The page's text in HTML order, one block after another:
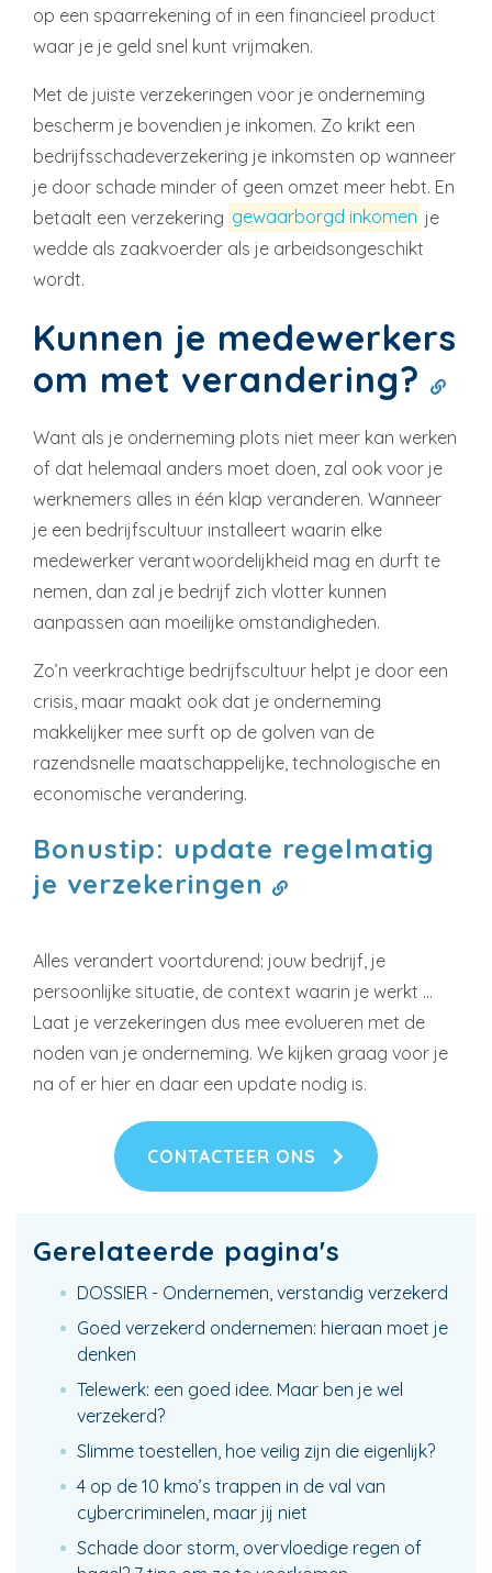
op een spaarrekening of in een financieel product
waar je je geld snel kunt vrijmaken.
Met de juiste verzekeringen voor je onderneming
bescherm je bovendien je inkomen. Zo krikt een
bedrijfsschadeverzekering je inkomsten op wanneer
je door schade minder of geen omzet meer hebt. En
betaalt een verzekering gewaarborgd inkomen je
wedde als zaakvoerder als je arbeidsongeschikt
wordt.
Kunnen je medewerkers
om met verandering?
Want als je onderneming plots niet meer kan werken
of dat helemaal anders moet doen, zal ook voor je
werknemers alles in één klap veranderen. Wanneer
je een bedrijfscultuur installeert waarin elke
medewerker verantwoordelijkheid mag en durft te
nemen, dan zal je bedrijf zich vlotter kunnen
aanpassen aan moeilijke omstandigheden.
Zo’n veerkrachtige bedrijfscultuur helpt je door een
crisis, maar maakt ook dat je onderneming
makkelijker mee surft op de golven van de
razendsnelle maatschappelijke, technologische en
economische verandering.
Bonustip: update regelmatig
je verzekeringen
Alles verandert voortdurend: jouw bedrijf, je
persoonlijke situatie, de context waarin je werkt …
Laat je verzekeringen dus mee evolueren met de
noden van je onderneming. We kijken graag voor je
na of er hier en daar een update nodig is.
CONTACTEER ONS
Gerelateerde pagina's
DOSSIER - Ondernemen, verstandig verzekerd
Goed verzekerd ondernemen: hieraan moet je
denken
Telewerk: een goed idee. Maar ben je wel
verzekerd?
Slimme toestellen, hoe veilig zijn die eigenlijk?
4 op de 10 kmo’s trappen in de val van
cybercriminelen, maar jij niet
Schade door storm, overvloedige regen of